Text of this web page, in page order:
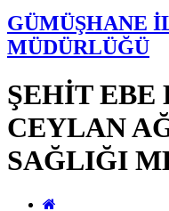
GÜMÜŞHANE
MÜDÜRLÜĞÜ
ŞEHİT EBE
CEYLAN
SAĞLIĞI